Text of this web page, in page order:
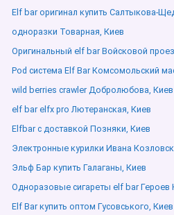
Elf bar оригинал купить Салтыкова-
одноразки Товарная, Киев
Оригинальный elf bar Войсковой
Pod система Elf Bar Комсомольский
wild berries crawler Добролюбова, Киев
elf bar elfx pro Лютеранская, Киев
Elfbar с доставкой Позняки, Киев
Электронные курилки Ивана
Эльф Бар купить Галаганы, Киев
Одноразовые сигареты elf bar Героев
Elf Bar купить оптом Гусовського, Киев